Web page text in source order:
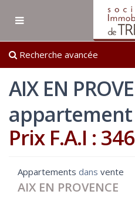
Recherche avancée
AIX EN
appartement
Prix F.A.I :
Appartements dans vente
AIX EN PROVENCE